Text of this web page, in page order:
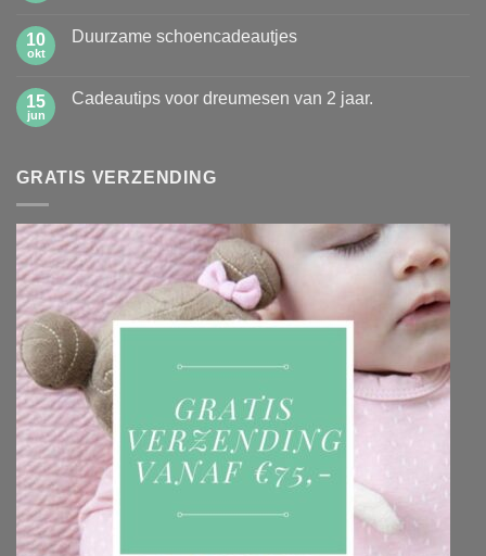
kinderen
5
1ste
10
okt
Duurzame schoencadeautjes
Duurzame
15
jun
Cadeautips voor dreumesen van 2 jaar.
voor
jaar.
GRATIS VERZENDING